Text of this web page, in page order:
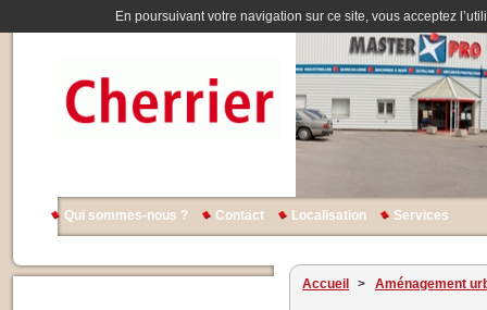
En poursuivant votre navigation sur ce site, vous acceptez
Qui sommes-nous ? Contact Localisation Services
Accueil > Aménagement